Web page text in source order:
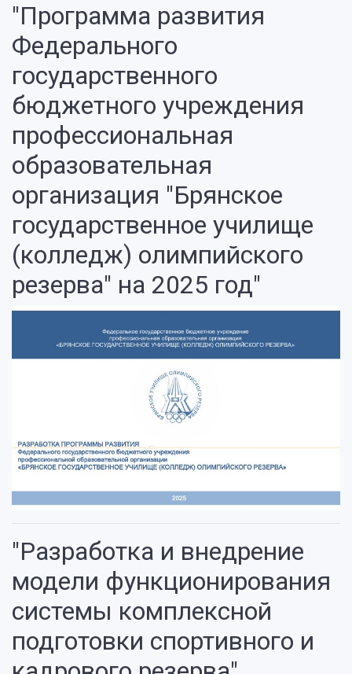
"Программа развития
Федерального
государственного
бюджетного учреждения
профессиональная
образовательная
организация "Брянское
государственное училище
(колледж) олимпийского
резерва" на 2025 год"
"Разработка и внедрение
модели функционирования
системы комплексной
подготовки спортивного и